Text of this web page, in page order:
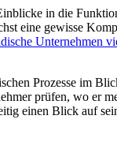
in die
eine gewisse
Unternehmen
Prozesse im
prüfen, wo er
einen Blick auf